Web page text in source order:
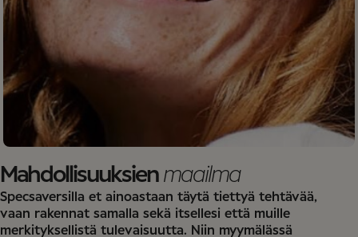
Mahdollisuuksien maailma
Specsaversilla et ainoastaan täytä tiettyä tehtävää,
vaan rakennat samalla sekä itsellesi että muille
merkityksellistä tulevaisuutta. Niin myymälässä